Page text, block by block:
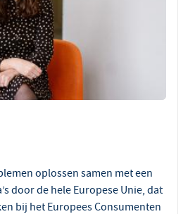
oplossen samen met een
door de hele Europese Unie, dat
bij het Europees Consumenten